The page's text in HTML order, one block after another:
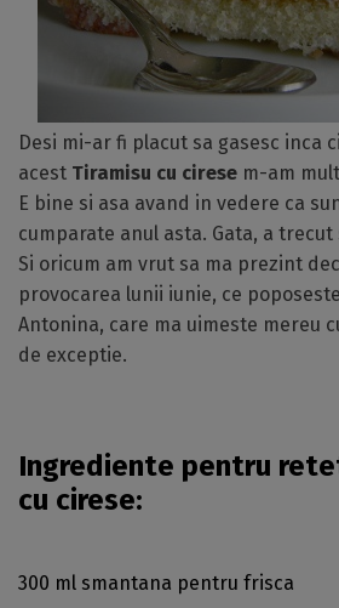
Desi mi-ar fi placut sa gasesc inca
acest Tiramisu cu cirese m-am
E bine si asa avand in vedere ca
cumparate anul asta. Gata, a
Si oricum am vrut sa ma prezint
provocarea lunii iunie, ce
Antonina, care ma uimeste mereu
de exceptie.
Ingrediente pentru
cu cirese:
300 ml smantana pentru frisca